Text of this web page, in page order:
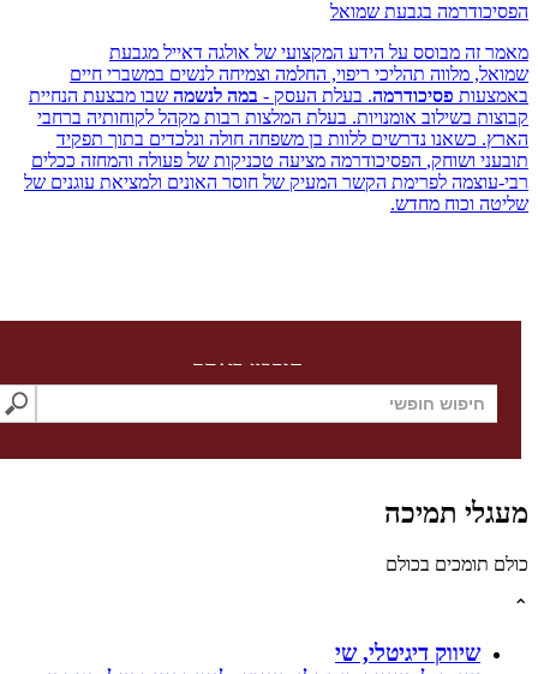
בגבעת שמואל
מבוסס על הידע המקצועי של אולגה דאייל מגבעת
מלווה תהליכי ריפוי, החלמה וצמיחה לנשים במשברי חיים
פסיכודרמה. בעלת העסק -במה לנשמהשבו מבצעת ‏הנחיית
בשילוב אומנויות. בעלת המלצות רבות מקהל לקוחותיה ברחבי
כשאנו נדרשים ללוות בן משפחה חולה ונלכדים בתוך תפקיד
ושוחק, הפסיכודרמה מציעה טכניקות של פעולה והמחזה ככלים
לפרימת הקשר המעיק של חוסר האונים ולמציאת עוגנים של
וכוח מחדש.
חיפוש באתר
תמיכה
בכולם
שיווק דיגיטלי, שי